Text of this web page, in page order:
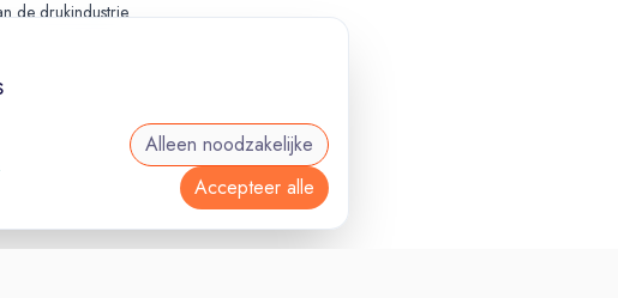
de drukindustrie.
Alleen noodzakelijke
Accepteer alle